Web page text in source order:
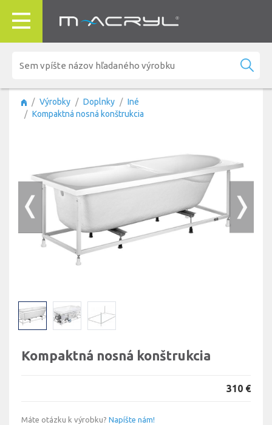
Výrobky Doplnky
Iné
Kompaktná nosná konštrukcia
Kompaktná nosná konštrukcia
310 €
Máte otázku k výrobku? Napíšte nám!